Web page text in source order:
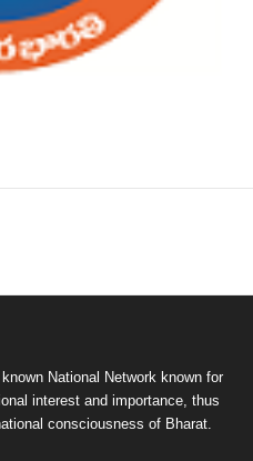
National Network known for
interest and importance, thus
consciousness of Bharat.